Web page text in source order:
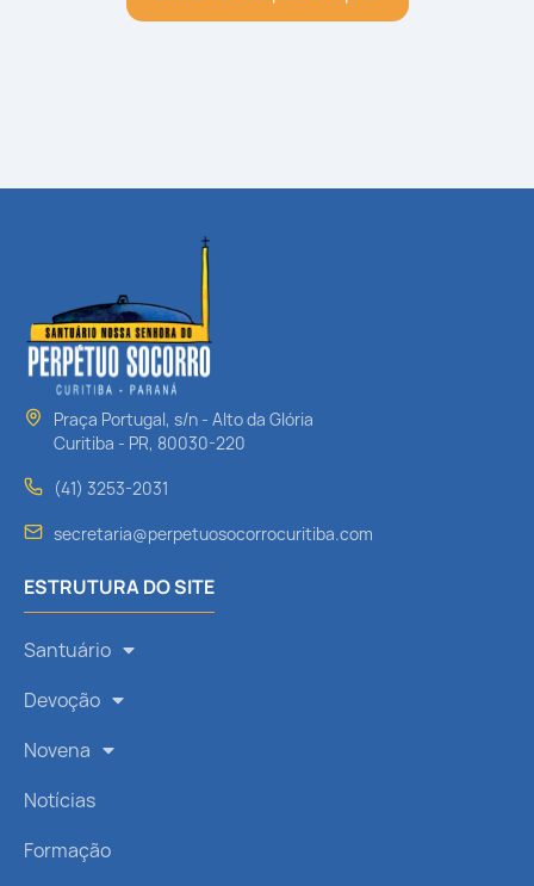
Praça Portugal, s/n - Alto da Glória
Curitiba - PR, 80030-220
(41) 3253-2031
secretaria@perpetuosocorrocuritiba.com
ESTRUTURA DO SITE
Santuário
Devoção
Novena
Notícias
Formação